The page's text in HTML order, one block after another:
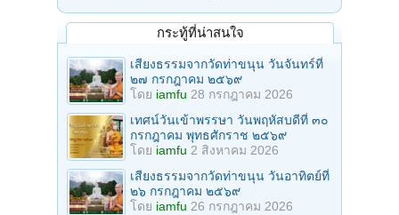
กระทู้ที่น่าสนใจ
เสียงธรรมจากวัดท่าขนุน วันจันทร์ที่
๒๗ กรกฎาคม ๒๕๖๙
โดย iamfu 28 กรกฎาคม 2026
เทศน์วันเข้าพรรษา วันพฤหัสบดีที่ ๓๐
กรกฎาคม พุทธศักราช ๒๕๖๙
โดย iamfu 2 สิงหาคม 2026
เสียงธรรมจากวัดท่าขนุน วันอาทิตย์ที่
๒๖ กรกฎาคม ๒๕๖๙
โดย iamfu 26 กรกฎาคม 2026